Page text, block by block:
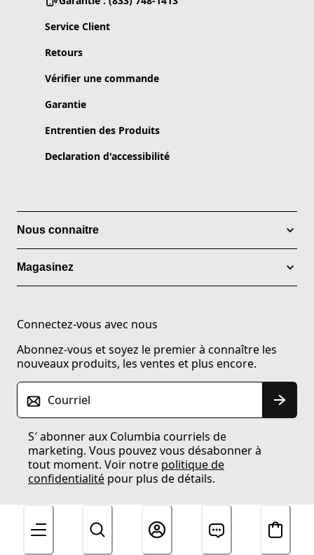
Service Client
Retours
Vérifier une commande
Garantie
Entrentien des Produits
Declaration d'accessibilité
Nous connaitre
Magasinez
Connectez-vous avec nous
Abonnez-vous et soyez le premier à connaître les
nouveaux produits, les ventes et plus encore.
Courriel
S′ abonner aux Columbia courriels de
marketing. Vous pouvez vous désabonner à
tout moment. Voir notre politique de
confidentialité pour plus de détails.
Inscrivez-vous aux textes.